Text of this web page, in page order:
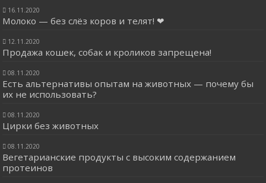
16.11.2020
Молоко — без слёз коров и телят! ❤
12.11.2020
Продажа кошек, собак и кроликов запрещена!
08.11.2020
Есть альтернативы опытам на животных — почему бы
их не использовать?
08.11.2020
Цирки без животных
08.11.2020
Вегетарианские продукты с высоким содержанием
протеинов